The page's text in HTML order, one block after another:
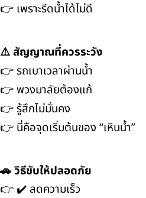
👉 เพราะรีดน้ำได้ไม่ดี
⚠️ สัญญาณที่ควรระวัง
👉 รถเบาเวลาผ่านน้ำ
👉 พวงมาลัยต้องแก้
👉 รู้สึกไม่มั่นคง
👉 นี่คือจุดเริ่มต้นของ “เหินน้ำ”
🚗 วิธีขับให้ปลอดภัย
👉 ✔️ ลดความเร็ว